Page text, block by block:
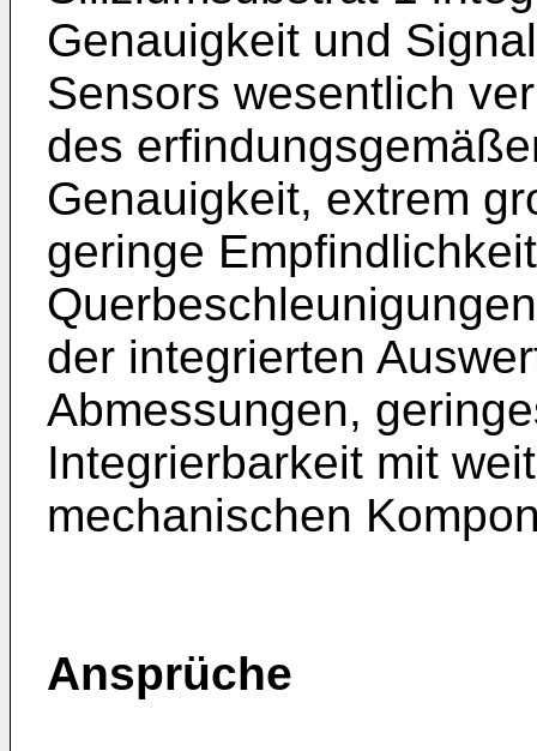
Genauigkeit und
Sensors wesentlich
des
Genauigkeit, extrem
geringe
der integrierten
Abmessungen,
Integrierbarkeit mit
mechanischen
Ansprüche